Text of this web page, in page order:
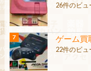
26件のビュ
ゲーム買
22件のビュ